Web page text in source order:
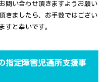
問い合わせ頂きますようお願い
きましたら、お手数ではござい
すと幸いです。
指定障害児通所支援事